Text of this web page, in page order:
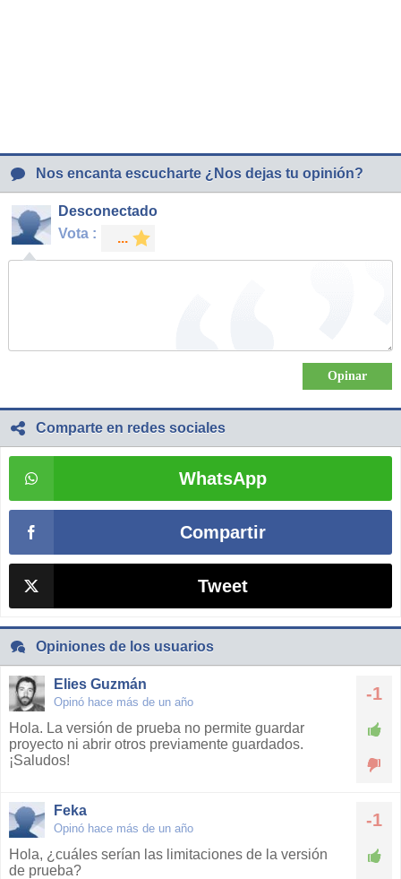
Nos encanta escucharte ¿Nos dejas tu opinión?
Desconectado
Vota :
Comparte en redes sociales
WhatsApp
Compartir
Tweet
Opiniones de los usuarios
Elies Guzmán
Opinó hace más de un año
Hola. La versión de prueba no permite guardar
proyecto ni abrir otros previamente guardados.
¡Saludos!
-1
Feka
Opinó hace más de un año
Hola, ¿cuáles serían las limitaciones de la versión
de prueba?
-1